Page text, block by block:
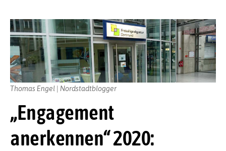
„Engagement
anerkennen“ 2020:
Thomas Engel | Nordstadtblogger